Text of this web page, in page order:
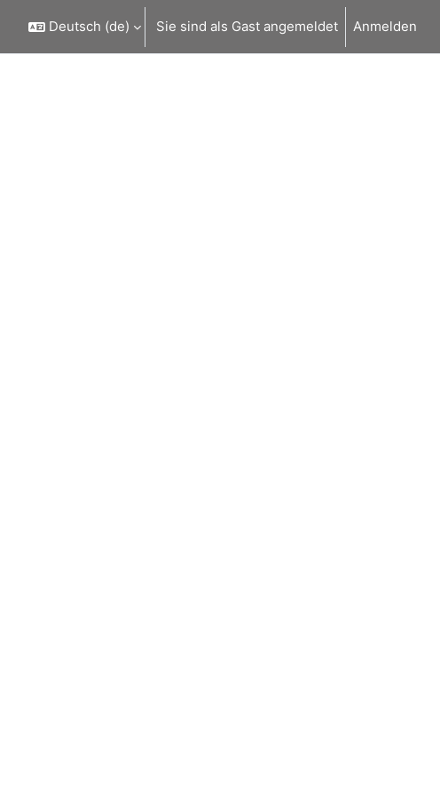
Deutsch ‎(de)‎ Sie sind als Gast angemeldet Anmelden